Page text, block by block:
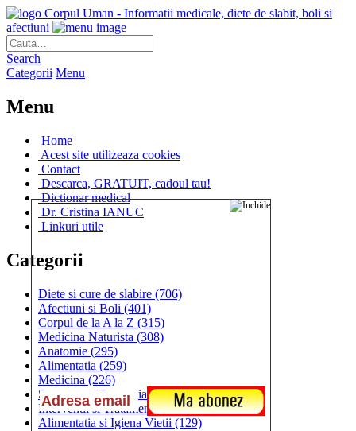
Corpul Uman - Informatii medicale, diete de slabit, boli si
afectiuni
Search
Categorii Menu
Menu
Home
Acest site utilizeaza cookies
Contact
Descarca, GRATUIT, cadoul tau!
Dictionar medical
Dr. Cristina IANUC
Linkuri utile
Categorii
Diete si cure de slabire (706)
Afectiuni si Boli (401)
Corpul de la A la Z (315)
Medicina Naturista (308)
Anatomie (295)
Alimentatia (259)
Medicina (226)
Sanatatea si Preventia(170)
Interventii si Tratamente(167)
Alimentatia si Igiena Vietii (129)